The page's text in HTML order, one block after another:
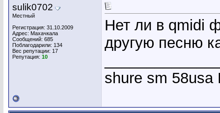
sulik0702
Местный
Регистрация: 31.10.2009
Адрес: Махачкала
Сообщений: 685
Поблагодарили: 134
Вес репутации: 17
Репутация: 10
Нет ли в qmidi
другую песню
shure sm 58usa